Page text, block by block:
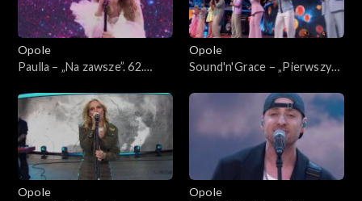
Opole
Paulla – „Na zawsze”. 62.
Opole
Sound'n'Grace – „Pierwszy
„Premiery”
Opole
Opole